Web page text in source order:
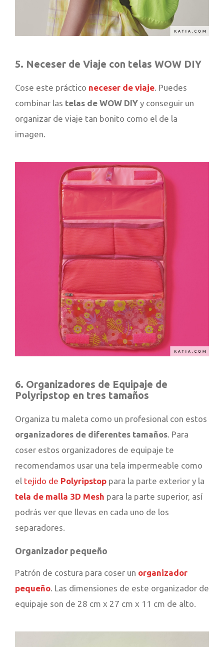
5. Neceser de Viaje con telas WOW DIY
Cose este práctico neceser de viaje. Puedes
combinar las telas de WOW DIY y conseguir un
organizar de viaje tan bonito como el de la
imagen.
6. Organizadores de Equipaje de
Polyripstop en tres tamaños
Organiza tu maleta como un profesional con estos
organizadores de diferentes tamaños . Para
coser estos organizadores de equipaje te
recomendamos usar una tela impermeable como
el tejido de Polyripstop para la parte exterior y la
tela de malla 3D Mesh para la parte superior, así
podrás ver que llevas en cada uno de los
separadores.
Organizador pequeño
Patrón de costura para coser un organizador
pequeño. Las dimensiones de este organizador de
equipaje son de 28 cm x 27 cm x 11 cm de alto.